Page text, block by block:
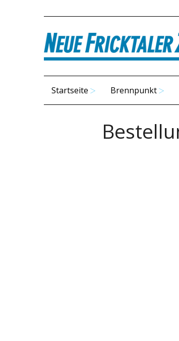
Startseite Brennpunkt